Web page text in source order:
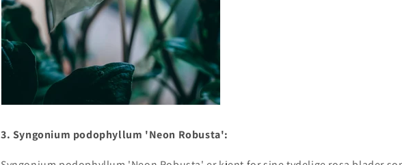
3. Syngonium podophyllum 'Neon Robusta':